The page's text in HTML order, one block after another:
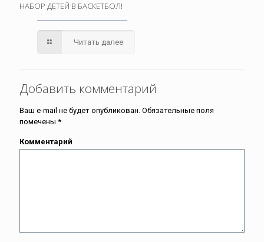
НАБОР ДЕТЕЙ В БАСКЕТБОЛ!
Читать далее
Добавить комментарий
Ваш e-mail не будет опубликован. Обязательные поля
помечены *
Комментарий